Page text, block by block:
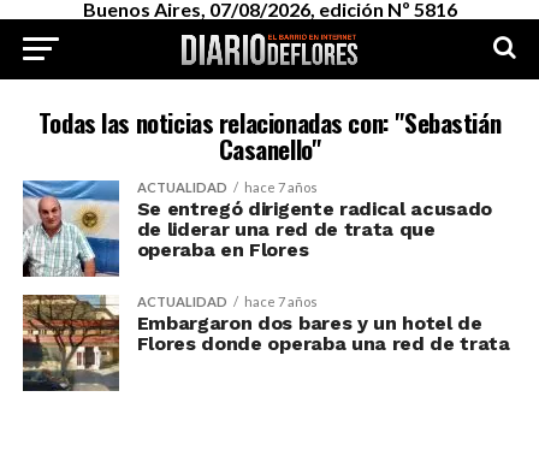
Buenos Aires, 07/08/2026, edición Nº 5816
Todas las noticias relacionadas con: "Sebastián
Casanello"
ACTUALIDAD hace 7 años
Se entregó dirigente radical acusado
de liderar una red de trata que
operaba en Flores
ACTUALIDAD hace 7 años
Embargaron dos bares y un hotel de
Flores donde operaba una red de trata